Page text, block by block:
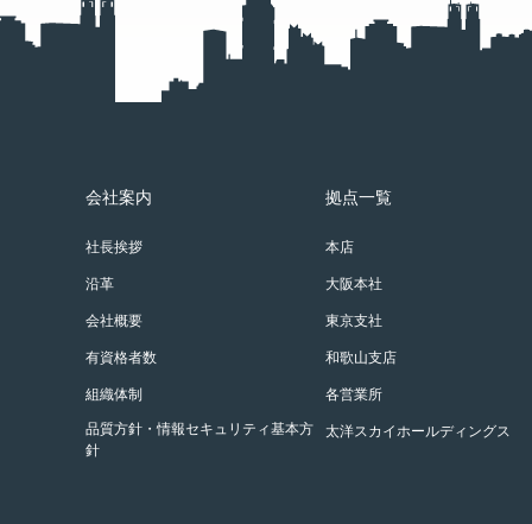
会社案内
社長挨拶
沿革
会社概要
有資格者数
組織体制
品質方針・情報セキュリティ基本方
針
拠点一覧
本店
大阪本社
東京支社
和歌山支店
各営業所
太洋スカイホールディングス